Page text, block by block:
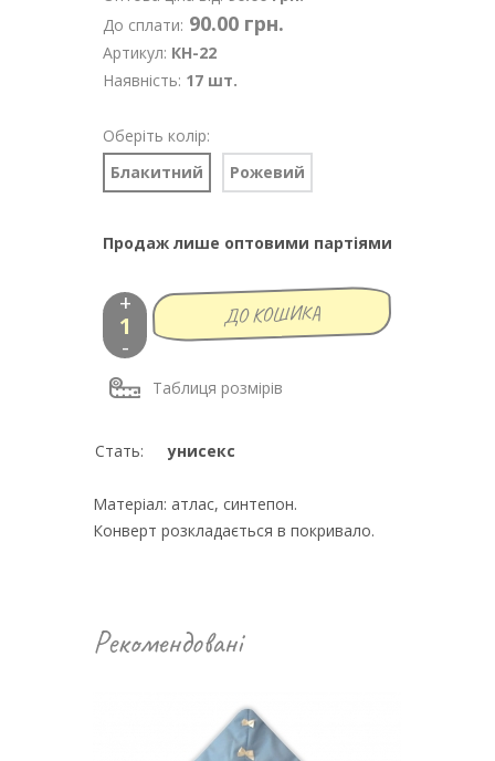
До сплати: 90.00 грн.
Артикул: КН-22
Наявність: 17 шт.
Оберіть колір:
Блакитний
Рожевий
Продаж лише оптовими партіями
-
+
Таблиця розмірів
Стать: унисекс
Матеріал: атлас, синтепон.
Конверт розкладається в покривало.
Рекомендовані